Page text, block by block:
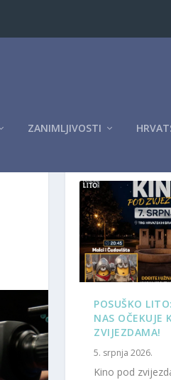
ZANIMLJIVOSTI
POSUŠKO
NAS OČEKUJE
ZVIJEZDAMA!
5. srpnja 2026.
Kino pod